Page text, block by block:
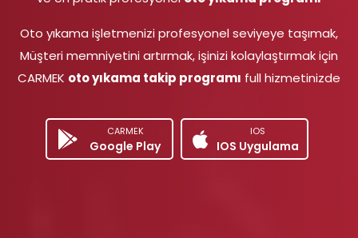
Oto yıkama işletmenizi profesyonel seviyeye taşımak,
Müşteri memniyetini artırmak, işinizi kolaylaştırmak için
CARMEK oto yıkama takip programı full hizmetinizde
CARMEK
Google Play
IOS
IOS Uygulama